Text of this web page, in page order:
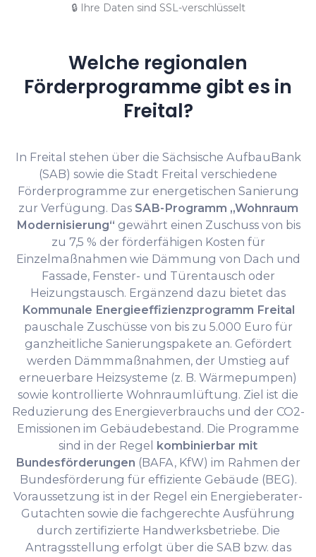
🔒 Ihre Daten sind SSL-verschlüsselt
Welche regionalen
Förderprogramme gibt es in
Freital?
In Freital stehen über die Sächsische AufbauBank
(SAB) sowie die Stadt Freital verschiedene
Förderprogramme zur energetischen Sanierung
zur Verfügung. Das SAB-Programm „Wohnraum
Modernisierung“ gewährt einen Zuschuss von bis
zu 7,5 % der förderfähigen Kosten für
Einzelmaßnahmen wie Dämmung von Dach und
Fassade, Fenster- und Türentausch oder
Heizungstausch. Ergänzend dazu bietet das
Kommunale Energieeffizienzprogramm Freital
pauschale Zuschüsse von bis zu 5.000 Euro für
ganzheitliche Sanierungspakete an. Gefördert
werden Dämmmaßnahmen, der Umstieg auf
erneuerbare Heizsysteme (z. B. Wärmepumpen)
sowie kontrollierte Wohnraumlüftung. Ziel ist die
Reduzierung des Energieverbrauchs und der CO2-
Emissionen im Gebäudebestand. Die Programme
sind in der Regel kombinierbar mit
Bundesförderungen (BAFA, KfW) im Rahmen der
Bundesförderung für effiziente Gebäude (BEG).
Voraussetzung ist in der Regel ein Energieberater-
Gutachten sowie die fachgerechte Ausführung
durch zertifizierte Handwerksbetriebe. Die
Antragsstellung erfolgt über die SAB bzw. das